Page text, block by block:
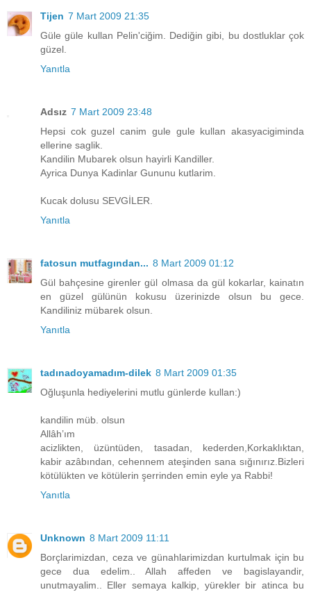
Tijen 7 Mart 2009 21:35
Güle güle kullan Pelin'ciğim. Dediğin gibi, bu dostluklar çok
güzel.
Yanıtla
Adsız 7 Mart 2009 23:48
Hepsi cok guzel canim gule gule kullan akasyacigiminda
ellerine saglik.
Kandilin Mubarek olsun hayirli Kandiller.
Ayrica Dunya Kadinlar Gununu kutlarim.
Kucak dolusu SEVGİLER.
Yanıtla
fatosun mutfagından... 8 Mart 2009 01:12
Gül bahçesine girenler gül olmasa da gül kokarlar, kainatın
en güzel gülünün kokusu üzerinizde olsun bu gece.
Kandiliniz mübarek olsun.
Yanıtla
tadınadoyamadım-dilek 8 Mart 2009 01:35
Oğluşunla hediyelerini mutlu günlerde kullan:)
kandilin müb. olsun
Allâh’ım
acizlikten, üzüntüden, tasadan, kederden,Korkaklıktan,
kabir azâbından, cehennem ateşinden sana sığınırız.Bizleri
kötülükten ve kötülerin şerrinden emin eyle ya Rabbi!
Yanıtla
Unknown 8 Mart 2009 11:11
Borçlarimizdan, ceza ve günahlarimizdan kurtulmak için bu
gece dua edelim.. Allah affeden ve bagislayandir,
unutmayalim.. Eller semaya kalkip, yürekler bir atinca bu